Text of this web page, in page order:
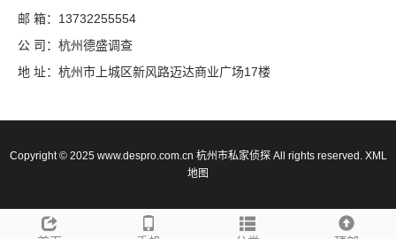
邮 箱：13732255554
公 司：杭州德盛调查
地 址：杭州市上城区新风路迈达商业广场17楼
Copyright © 2025 www.despro.com.cn 杭州市私家侦探 All rights reserved. XML
地图